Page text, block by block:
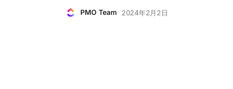
PMO Team 2024年2月2日